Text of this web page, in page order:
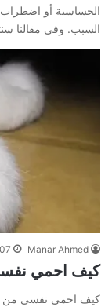
الحساسية أو اضطراب
السبب. وفي مقالنا
Manar Ahmed
كيف احمي
كيف احمي نفسي من